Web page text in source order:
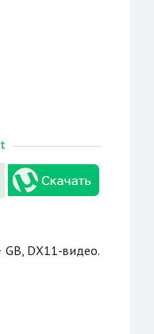
DX11-видео.